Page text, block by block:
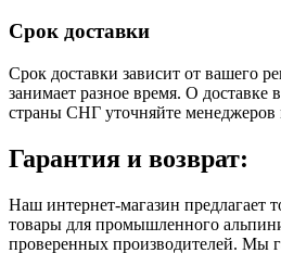
Срок доставки
Срок доставки зависит от вашего
занимает разное время. О доставке
страны СНГ уточняйте менеджеров
Гарантия и возврат:
Наш интернет-магазин предлагает
товары для промышленного
проверенных производителей. Мы